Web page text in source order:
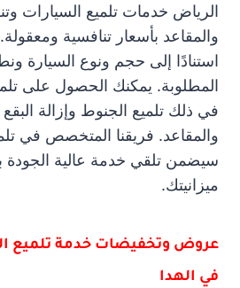
الرياض خدمات تلميع السيارات
والمقاعد بأسعار تنافسية ومعقولة.
استنادًا إلى حجم ونوع السيارة
المطلوبة. يمكنك الحصول على
في ذلك تلميع الجنوط وإزالة
والمقاعد. فريقنا المتخصص في
سيضمن تلقي خدمة عالية الجودة
ميزانيتك.
عروض وتخفيضات خدمة تلميع
في الهدا